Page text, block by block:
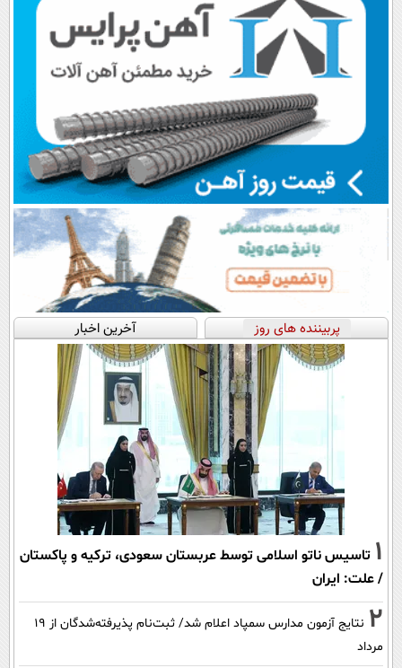
پربیننده های روز آخرین اخبار
1 تاسیس ناتو اسلامی توسط عربستان سعودی، ترکیه و پاکستان
/ علت: ایران
2
نتایج آزمون مدارس سمپاد اعلام شد/ ثبت‌نام پذیرفته‌شدگان از ۱۹
مرداد